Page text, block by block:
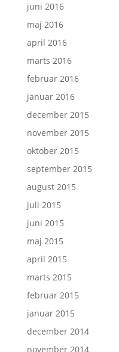
juni 2016
maj 2016
april 2016
marts 2016
februar 2016
januar 2016
december 2015
november 2015
oktober 2015
september 2015
august 2015
juli 2015
juni 2015
maj 2015
april 2015
marts 2015
februar 2015
januar 2015
december 2014
november 2014